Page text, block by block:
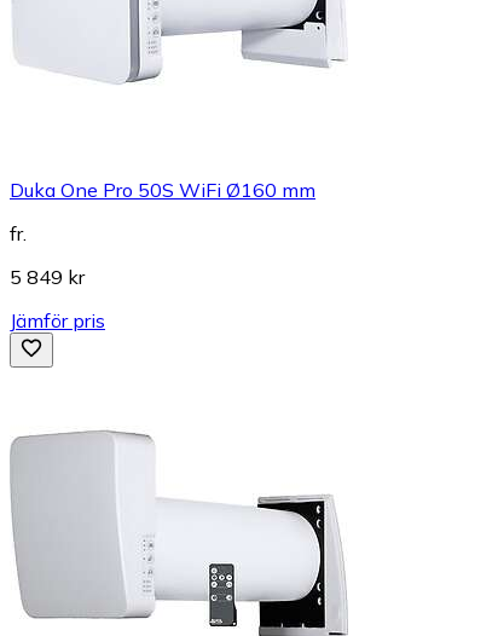
Duka One Pro 50S WiFi Ø160 mm
fr.
5 849 kr
Jämför pris